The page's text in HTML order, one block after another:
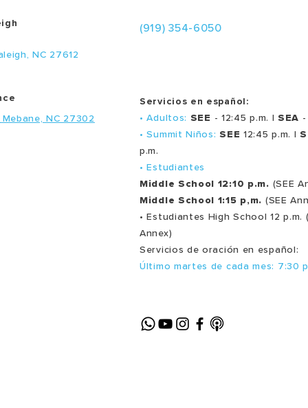
NC 27612
(919) 354-6050
NC 27302
Servicios en español:
• Adultos: SEE - 12:45 p.m. |SEA
• Summit Niños:SEE 12:45 p.m. |
p.m.
• Estudiantes
Middle School 12:10 p.m. (SEE
Middle School 1:15 p,m. (SEE
• Estudiantes High School 12 p.m.
Annex)
Servicios de oración en español:
Último martes de cada mes: 7:30